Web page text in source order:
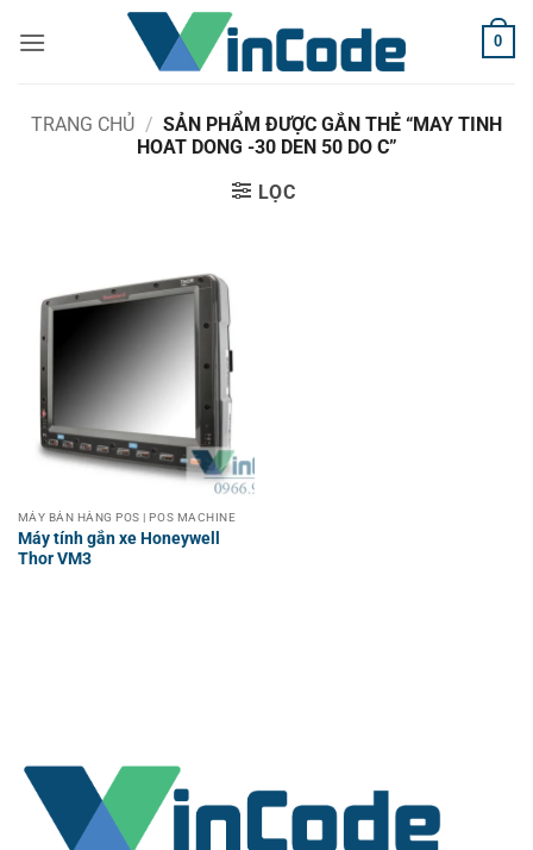
qua
0
TRANG CHỦ / SẢN PHẨM ĐƯỢC GẮN THẺ “MAY TINH
HOAT DONG -30 DEN 50 DO C”
LỌC
MÁY BÁN HÀNG POS | POS MACHINE
Máy tính gắn xe Honeywell
Thor VM3